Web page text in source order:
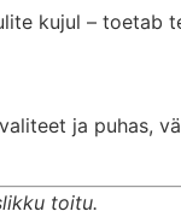
kujul – toetab
ja puhas,
toitu.